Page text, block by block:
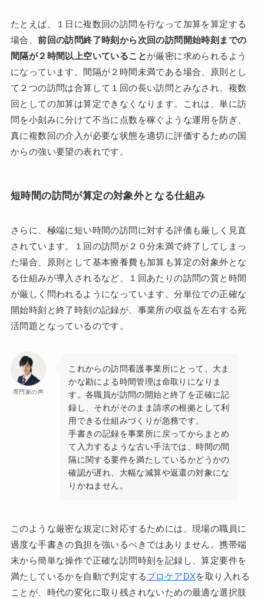
たとえば、１日に複数回の訪問を行なって加算を算定する
場合、前回の訪問終了時刻から次回の訪問開始時刻までの
間隔が２時間以上空いていることが厳密に求められるよう
になっています。間隔が２時間未満である場合、原則とし
て２つの訪問は合算して１回の長い訪問とみなされ、複数
回としての加算は算定できなくなります。これは、単に訪
問を小刻みに分けて不当に点数を稼ぐような運用を防ぎ、
真に複数回の介入が必要な状態を適切に評価するための国
からの強い要望の表れです。
短時間の訪問が算定の対象外となる仕組み
さらに、極端に短い時間の訪問に対する評価も厳しく見直
されています。１回の訪問が２０分未満で終了してしまっ
た場合、原則として基本療養費も加算も算定の対象外とな
る仕組みが導入されるなど、１回あたりの訪問の質と時間
が厳しく問われるようになっています。分単位での正確な
開始時刻と終了時刻の記録が、事業所の収益を左右する死
活問題となっているのです。
専門家の声
これからの訪問看護事業所にとって、大ま
かな勘による時間管理は命取りになりま
す。各職員が訪問の開始と終了を正確に記
録し、それがそのまま請求の根拠として利
用できる仕組みづくりが急務です。
手書きの記録を事業所に戻ってからまとめ
て入力するような古い手法では、時間の間
隔に関する要件を満たしているかどうかの
確認が遅れ、大幅な減算や返還の対象にな
りかねません。
このような厳密な規定に対応するためには、現場の職員に
過度な手書きの負担を強いるべきではありません。携帯端
末から簡単な操作で正確な訪問時刻を記録し、算定要件を
満たしているかを自動で判定するプロケアDXを取り入れる
ことが、時代の変化に取り残されないための最適な選択肢